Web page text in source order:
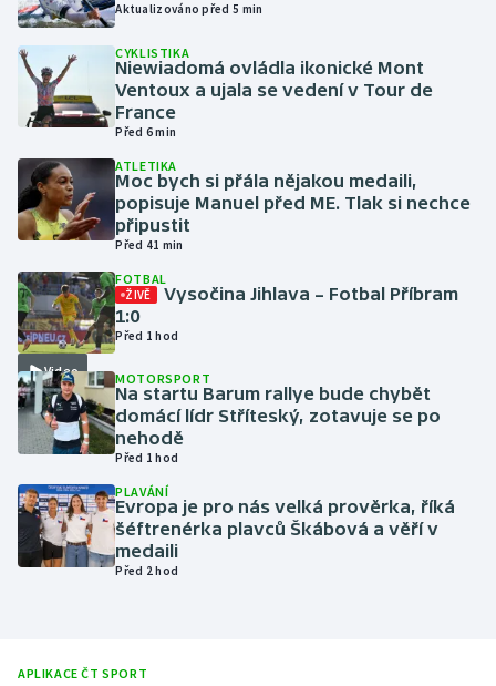
Házená
Jezdectví
Judo
Krasobruslení
Lezení
Lyže a snowboard
Moderní pětiboj
Motorsport
Olympijské hry
Parasport
Plavání
Ragby
Aktualizováno před 5 min
CYKLISTIKA
Niewiadomá ovládla ikonické Mont
Ventoux a ujala se vedení v Tour de
France
Před 6 min
ATLETIKA
Moc bych si přála nějakou medaili,
popisuje Manuel před ME. Tlak si nechce
připustit
Před 41 min
Video
FOTBAL
ŽIVĚ
Vysočina Jihlava – Fotbal Příbram
1:0
Před 1 hod
MOTORSPORT
Na startu Barum rallye bude chybět
domácí lídr Stříteský, zotavuje se po
nehodě
Před 1 hod
PLAVÁNÍ
Evropa je pro nás velká prověrka, říká
šéftrenérka plavců Škábová a věří v
medaili
Před 2 hod
APLIKACE ČT SPORT